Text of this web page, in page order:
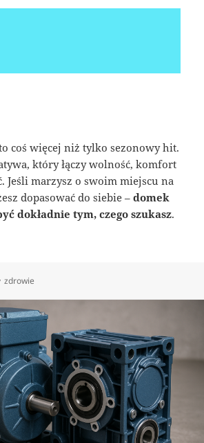
coś więcej niż tylko sezonowy hit.
który łączy wolność, komfort
Jeśli marzysz o swoim miejscu na
dopasować do siebie –domek
dokładnie tym, czego szukasz.
Kategorie
zdrowie